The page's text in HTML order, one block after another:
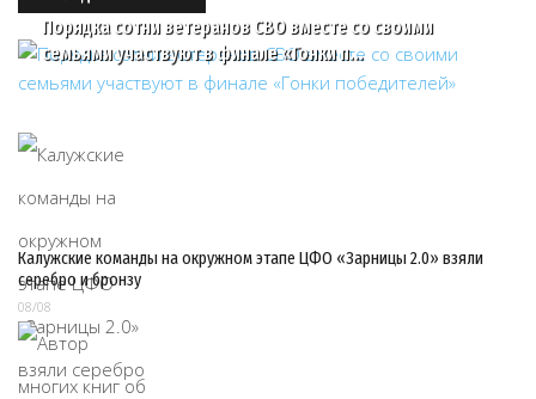
Порядка сотни ветеранов СВО вместе со своими
семьями участвуют в финале «Гонки п…
Калужские команды на окружном этапе ЦФО «Зарницы 2.0» взяли
серебро и бронзу
08/08